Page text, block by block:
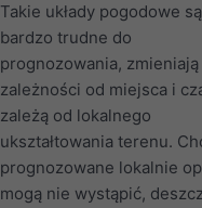
Takie układy pogodowe są
bardzo trudne do
prognozowania,
zależności od miejsca i
zależą od lokalnego
ukształtowania terenu.
prognozowane lokalnie
mogą nie wystąpić,